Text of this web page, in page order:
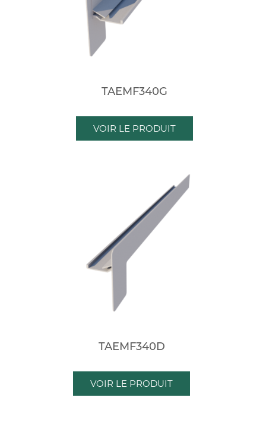
TAEMF340G
VOIR LE PRODUIT
TAEMF340D
VOIR LE PRODUIT